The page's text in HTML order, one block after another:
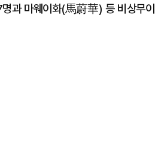
과 마웨이화(馬蔚華) 등 비상무이